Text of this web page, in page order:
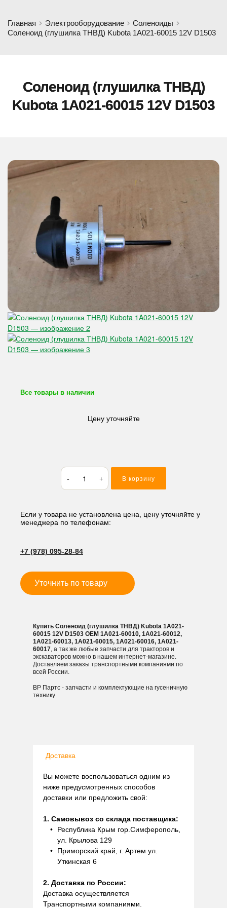
Главная Электрооборудование
Соленоиды
Соленоид (глушилка ТНВД) Kubota 1A021-60015 12V D1503
Соленоид (глушилка ТНВД)
Kubota 1A021-60015 12V D1503
Все товары в наличии
Цену уточняйте
Количество
товара
Соленоид
ТНВД)
Kubota
12V
В корзину
Если у товара не установлена цена, цену уточняйте у
менеджера по телефонам:
+7 (978) 095-28-84
Уточнить по товару
Купить Соленоид (глушилка ТНВД) Kubota 1A021-
60015 12V D1503 OEM 1A021-60010, 1A021-60012,
1A021-60013, 1A021-60015, 1A021-60016, 1A021-
60017, а так же любые запчасти для тракторов и
экскаваторов можно в нашем интернет-магазине.
Доставляем заказы транспортными компаниями по
всей России.
ВР Партс - запчасти и комплектующие на гусеничную
технику
Доставка
Вы можете воспользоваться одним из
ниже предусмотренных способов
доставки или предложить свой:
1. Самовывоз со склада поставщика:
Республика Крым гор.Симферополь,
ул. Крылова 129
Приморский край, г. Артем ул.
Уткинская 6
2. Доставка по России:
Доставка осуществляется
Транспортными компаниями.